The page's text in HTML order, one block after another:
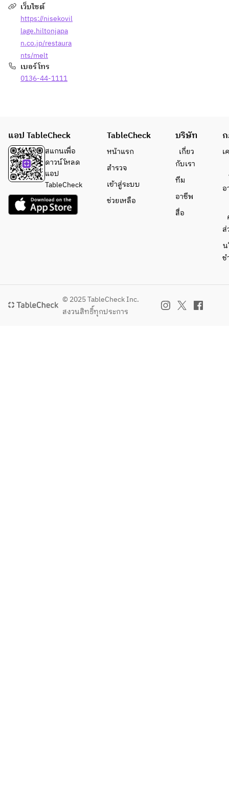
เว็บไซต์
https://nisekovil
lage.hiltonjapa
n.co.jp/restaura
nts/melt
เบอร์โทร
0136-44-1111
แอป TableCheck
สแกนเพื่อ
ดาวน์โหลด
แอป
TableCheck
TableCheck
หน้าแรก
สำรวจ
เข้าสู่ระบบ
ช่วยเหลือ
บริษัท
เกี่ยว
กับเรา
ทีม
อาชีพ
สื่อ
เ
อ
ส่
น
ช
© 2025 TableCheck Inc.
สงวนสิทธิ์ทุกประการ